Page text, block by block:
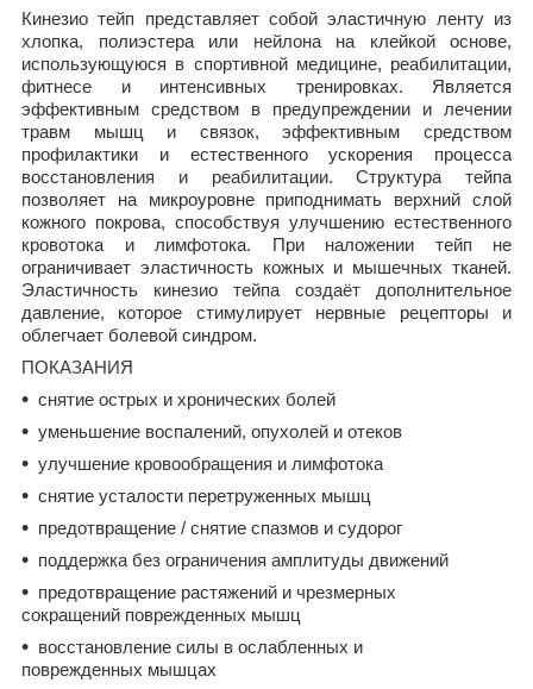
Кинезио тейп представляет собой эластичную ленту из
хлопка, полиэстера или нейлона на клейкой основе,
использующуюся в спортивной медицине, реабилитации,
фитнесе и интенсивных тренировках. Является
эффективным средством в предупреждении и лечении
травм мышц и связок, эффективным средством
профилактики и естественного ускорения процесса
восстановления и реабилитации. Структура тейпа
позволяет на микроуровне приподнимать верхний слой
кожного покрова, способствуя улучшению естественного
кровотока и лимфотока. При наложении тейп не
ограничивает эластичность кожных и мышечных тканей.
Эластичность кинезио тейпа создаёт дополнительное
давление, которое стимулирует нервные рецепторы и
облегчает болевой синдром.
ПОКАЗАНИЯ
снятие острых и хронических болей
уменьшение воспалений, опухолей и отеков
улучшение кровообращения и лимфотока
снятие усталости перетруженных мышц
предотвращение / снятие спазмов и судорог
поддержка без ограничения амплитуды движений
предотвращение растяжений и чрезмерных
сокращений поврежденных мышц
восстановление силы в ослабленных и
поврежденных мышцах